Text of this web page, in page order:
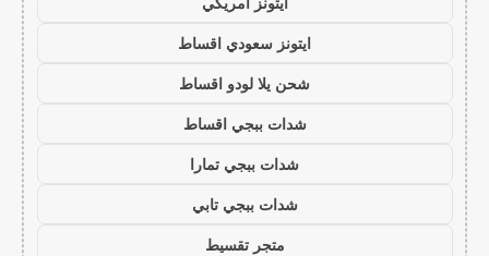
ايتونز سعودي اقساط
شحن يلا لودو اقساط
شدات ببجي اقساط
شدات ببجي تمارا
شدات ببجي تابي
متجر تقسيط